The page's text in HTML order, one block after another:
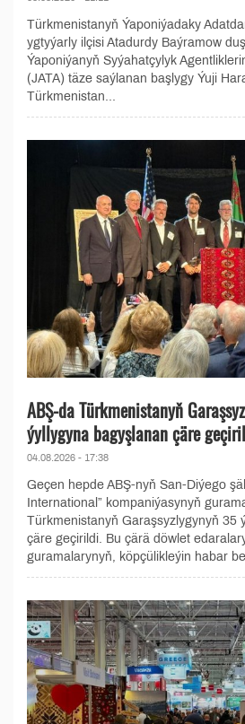
Türkmenistanyň Ýaponiýadaky
ygtyýarly ilçisi Atadurdy Baýramow
Ýaponiýanyň Syýahatçylyk
(JATA) täze saýlanan başlygy Ýuji
Türkmenistan...
ABŞ-da Türkmenistanyň
ýyllygyna bagyşlanan çäre
04.08.2026 - 17:38
Geçen hepde ABŞ-nyň San-Diýego
International” kompaniýasynyň
Türkmenistanyň Garaşsyzlygynyň 35
çäre geçirildi. Bu çärä döwlet
guramalarynyň, köpçülikleýin habar